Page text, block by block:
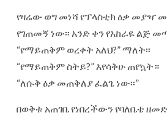
የዛሬው ወግ መነሻ የፕላስቲክ ዕቃ መያዣ
የገጠመኝ ነው፡፡ አንድ ቀን የአከራዬ ልጅ
“የማይጠቅም ወረቀት አለህ?” ማለት፡፡
“የማይጠቅም ስትይ?” እየሳቅሁ ጠየኳት።
“ለሱቅ ዕቃ መጠቅለያ ፈልጌ ነው፡፡”
በወቅቱ አጠገቤ የነበረችውን የባለቤቴ